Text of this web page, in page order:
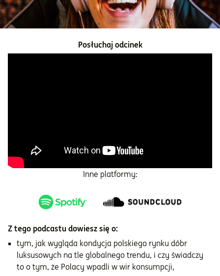
O nas
Posłuchaj odcinek
Inne platformy:
Z tego podcastu dowiesz się o:
tym, jak wygląda kondycja polskiego rynku dóbr
luksusowych na tle globalnego trendu, i czy świadczy
to o tym, że Polacy wpadli w wir konsumpcji,